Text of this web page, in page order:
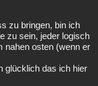
zu bringen, bin ich
zu sein, jeder logisch
nahen osten (wenn er
glücklich das ich hier